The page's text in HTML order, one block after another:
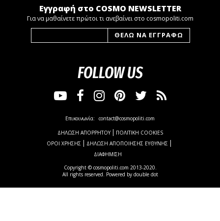
Εγγραφή στο COSMO NEWSLETTER
Για να μαθαίνετε πρώτοι τι ανεβαίνει στο cosmopoliti.com
FOLLOW US
Copyright © cosmopoliti.com 2013-2020.
All rights reserved. Powered by double dot
Επικοινωνία: contact@cosmopoliti.com
ΔΗΛΩΣΗ ΑΠΟΡΡΗΤΟΥ
ΠΟΛΙΤΙΚΗ COOKIES
ΟΡΟΙ ΧΡΗΣΗΣ
ΔΗΛΩΣΗ ΑΠΟΠΟΙΗΣΗΣ ΕΥΘΥΝΗΣ
ΔΙΑΦΗΜΙΣΗ